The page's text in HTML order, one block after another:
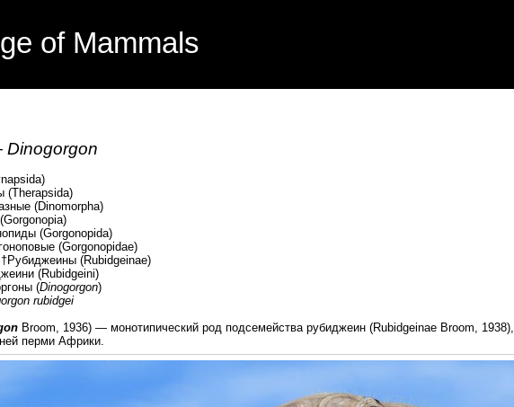
of Mammals
Dinogorgon
(Therapsida)
(Dinomorpha)
(Gorgonopida)
(Gorgonopidae)
(Rubidgeinae)
(Rubidgeini)
(Dinogorgon)
rubidgei
Broom, 1936) — монотипический род подсемейства рубиджеин (Rubidgeinae Broom, 1938),
перми Африки.